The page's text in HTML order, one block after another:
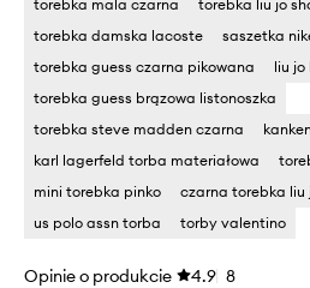
torebka mala czarna
torebka liu jo
torebka damska lacoste
saszetka
torebka guess czarna pikowana
liu jo
torebka guess brązowa listonoszka
torebka steve madden czarna
karl lagerfeld torba materiałowa
mini torebka pinko
czarna torebka liu
us polo assn torba
torby valentino
Opinie o produkcie 4.9 8